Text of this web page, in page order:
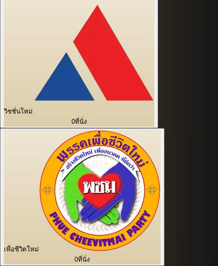
วิชชั่นใหม่
0ที่นั่ง
เพื่อชีวิตใหม่
0ที่นั่ง